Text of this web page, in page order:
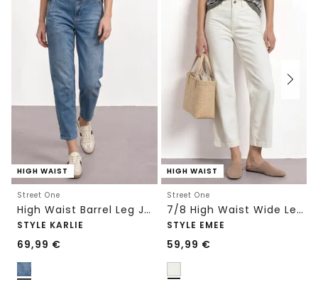
HIGH WAIST
Street One
High Waist Barrel Leg Jeans im Loose Fit
STYLE KARLIE
69,99 €
HIGH WAIST
Street One
7/8 High Waist Wide Leg Jeans im Loose Fit
STYLE EMEE
59,99 €